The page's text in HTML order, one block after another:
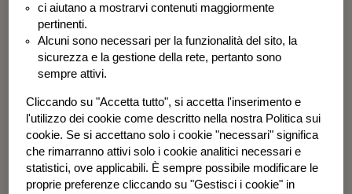
BSF Systematic World Equity Fund
BGF Systematic Global Equity High
Income Fund
ci aiutano a mostrarvi contenuti maggiormente
pertinenti.
Alcuni sono necessari per la funzionalità del sito, la
sicurezza e la gestione della rete, pertanto sono
sempre attivi.
Cliccando su "Accetta tutto", si accetta l'inserimento e
l'utilizzo dei cookie come descritto nella nostra Politica sui
cookie. Se si accettano solo i cookie "necessari" significa
che rimarranno attivi solo i cookie analitici necessari e
statistici, ove applicabili. È sempre possibile modificare le
proprie preferenze cliccando su "Gestisci i cookie" in